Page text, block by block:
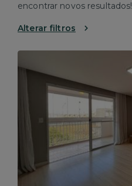
encontrar novos resultados!
Alterar filtros